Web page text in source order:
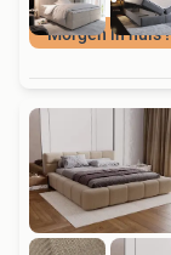
Morgen in huis !